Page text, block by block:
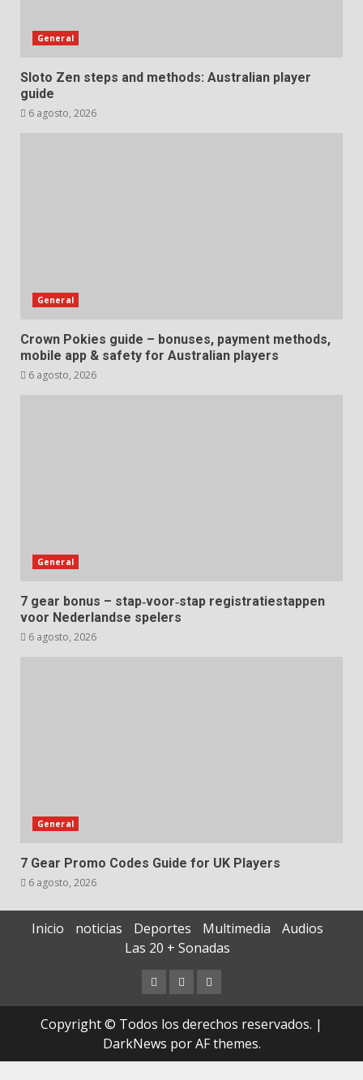
General
Sloto Zen steps and methods: Australian player
guide
6 agosto, 2026
General
Crown Pokies guide – bonuses, payment methods,
mobile app & safety for Australian players
6 agosto, 2026
General
7 gear bonus – stap‑voor‑stap registratiestappen
voor Nederlandse spelers
6 agosto, 2026
General
7 Gear Promo Codes Guide for UK Players
6 agosto, 2026
Inicio noticias Deportes Multimedia
Audios
Las 20 + Sonadas
Copyright © Todos los derechos reservados. |
DarkNews por AF themes.